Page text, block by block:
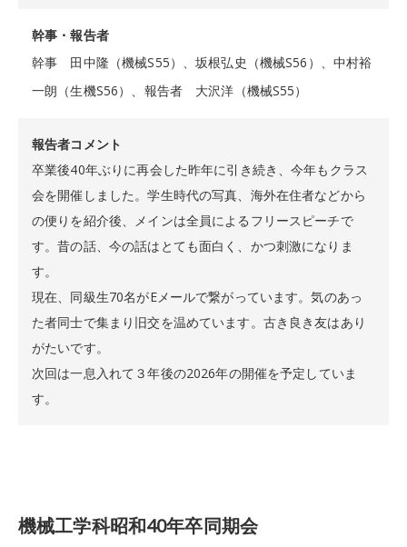
幹事・報告者
幹事 田中隆（機械S55）、坂根弘史（機械S56）、中村裕
一朗（生機S56）、報告者 大沢洋（機械S55）
報告者コメント
卒業後40年ぶりに再会した昨年に引き続き、今年もクラス
会を開催しました。学生時代の写真、海外在住者などから
の便りを紹介後、メインは全員によるフリースピーチで
す。昔の話、今の話はとても面白く、かつ刺激になりま
す。
現在、同級生70名がEメールで繋がっています。気のあっ
た者同士で集まり旧交を温めています。古き良き友はあり
がたいです。
次回は一息入れて３年後の2026年の開催を予定していま
す。
機械工学科昭和40年卒同期会